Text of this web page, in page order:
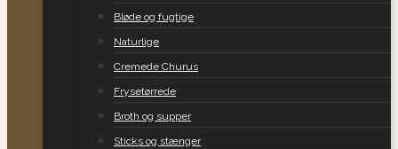
Bløde og fugtige
Naturlige
Cremede Churus
Frysetørrede
Broth og supper
Sticks og stænger